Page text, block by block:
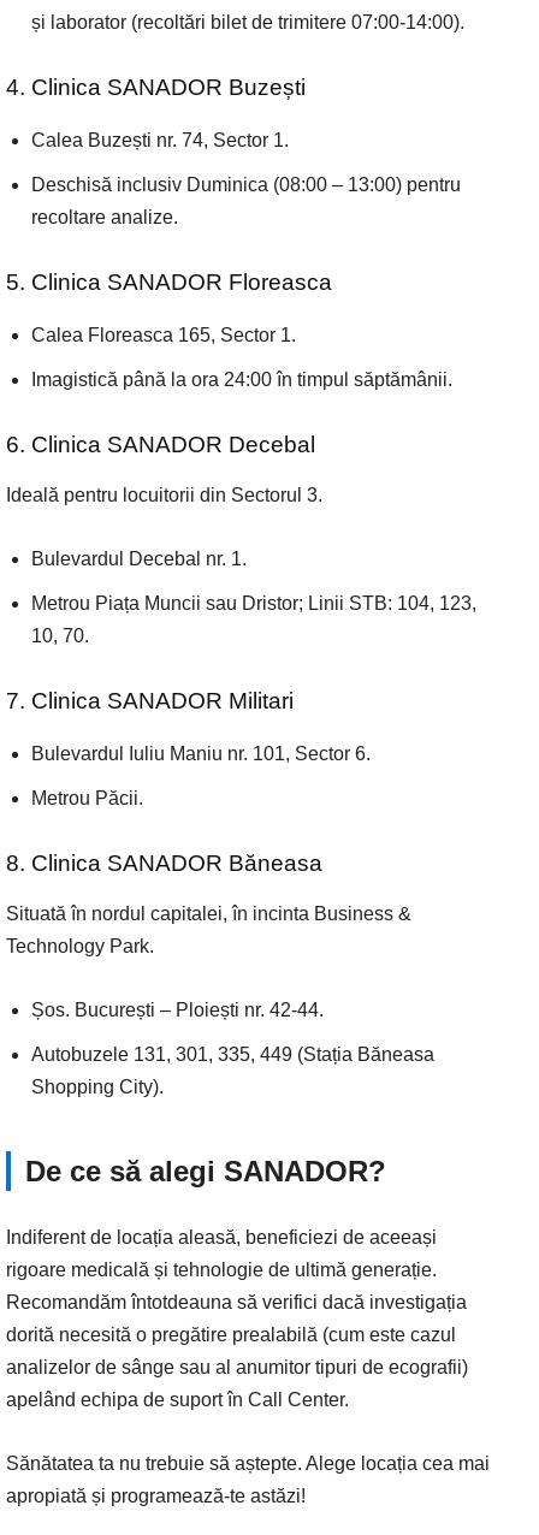
și laborator (recoltări bilet de trimitere 07:00-14:00).
4. Clinica SANADOR Buzești
Calea Buzești nr. 74, Sector 1.
Deschisă inclusiv Duminica (08:00 – 13:00) pentru
recoltare analize.
5. Clinica SANADOR Floreasca
Calea Floreasca 165, Sector 1.
Imagistică până la ora 24:00 în timpul săptămânii.
6. Clinica SANADOR Decebal
Ideală pentru locuitorii din Sectorul 3.
Bulevardul Decebal nr. 1.
Metrou Piața Muncii sau Dristor; Linii STB: 104, 123,
10, 70.
7. Clinica SANADOR Militari
Bulevardul Iuliu Maniu nr. 101, Sector 6.
Metrou Păcii.
8. Clinica SANADOR Băneasa
Situată în nordul capitalei, în incinta Business &
Technology Park.
Șos. București – Ploiești nr. 42-44.
Autobuzele 131, 301, 335, 449 (Stația Băneasa
Shopping City).
De ce să alegi SANADOR?
Indiferent de locația aleasă, beneficiezi de aceeași
rigoare medicală și tehnologie de ultimă generație.
Recomandăm întotdeauna să verifici dacă investigația
dorită necesită o pregătire prealabilă (cum este cazul
analizelor de sânge sau al anumitor tipuri de ecografii)
apelând echipa de suport în Call Center.
Sănătatea ta nu trebuie să aștepte. Alege locația cea mai
apropiată și programează-te astăzi!